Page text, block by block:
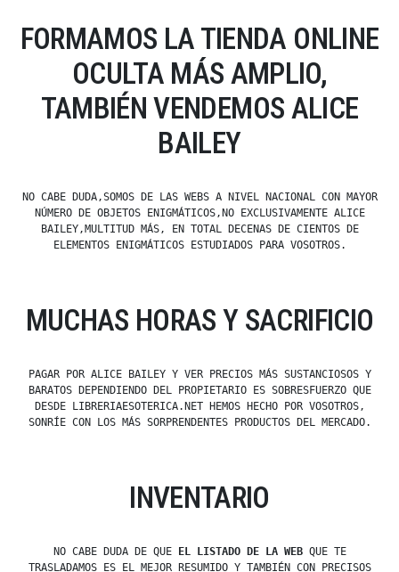
FORMAMOS LA TIENDA ONLINE
OCULTA MÁS AMPLIO,
TAMBIÉN VENDEMOS ALICE
BAILEY
NO CABE DUDA,SOMOS DE LAS WEBS A NIVEL NACIONAL CON MAYOR
NÚMERO DE OBJETOS ENIGMÁTICOS,NO EXCLUSIVAMENTE ALICE
BAILEY,MULTITUD MÁS, EN TOTAL DECENAS DE CIENTOS DE
ELEMENTOS ENIGMÁTICOS ESTUDIADOS PARA VOSOTROS.
MUCHAS HORAS Y SACRIFICIO
PAGAR POR ALICE BAILEY Y VER PRECIOS MÁS SUSTANCIOSOS Y
BARATOS DEPENDIENDO DEL PROPIETARIO ES SOBRESFUERZO QUE
DESDE LIBRERIAESOTERICA.NET HEMOS HECHO POR VOSOTROS,
SONRÍE CON LOS MÁS SORPRENDENTES PRODUCTOS DEL MERCADO.
INVENTARIO
NO CABE DUDA DE QUE EL LISTADO DE LA WEBQUE TE
TRASLADAMOS ES EL MEJOR RESUMIDO Y TAMBIÉN CON PRECISOS